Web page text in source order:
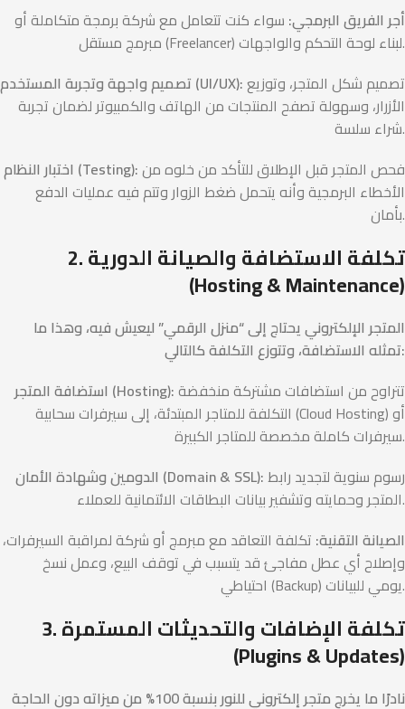
أجر الفريق البرمجي: سواء كنت تتعامل مع شركة برمجة متكاملة أو
مبرمج مستقل (Freelancer) لبناء لوحة التحكم والواجهات.
تصميم واجهة وتجربة المستخدم (UI/UX):
الأزرار، وسهولة تصفح المنتجات من الهاتف والكمبيوتر لضمان تجربة
شراء سلسة.
اختبار النظام (Testing):
الأخطاء البرمجية وأنه يتحمل ضغط الزوار وتتم فيه عمليات الدفع
بأمان.
2. تكلفة الاستضافة والصيانة الدورية
(Hosting & Maintenance)
المتجر الإلكتروني يحتاج إلى “منزل الرقمي” ليعيش فيه، وهذا ما
تمثله الاستضافة، وتتوزع التكلفة كالتالي:
استضافة المتجر (Hosting):
التكلفة للمتاجر المبتدئة، إلى سيرفرات سحابية (Cloud Hosting) أو
سيرفرات كاملة مخصصة للمتاجر الكبيرة.
الدومين وشهادة الأمان (Domain & SSL):
المتجر وحمايته وتشفير بيانات البطاقات الائتمانية للعملاء.
الصيانة التقنية: تكلفة التعاقد مع مبرمج أو شركة لمراقبة السيرفرات،
وإصلاح أي عطل مفاجئ قد يتسبب في توقف البيع، وعمل نسخ
احتياطي (Backup) يومي للبيانات.
3. تكلفة الإضافات والتحديثات المستمرة
(Plugins & Updates)
نادرًا ما يخرج متجر إلكتروني للنور بنسبة 100% من ميزاته دون الحاجة